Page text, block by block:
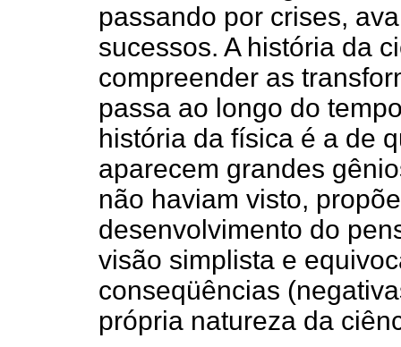
passando por crises,
sucessos. A história da
compreender as
passa ao longo do
história da física é a de
aparecem grandes
não haviam visto,
desenvolvimento do
visão simplista e
conseqüências
própria natureza da